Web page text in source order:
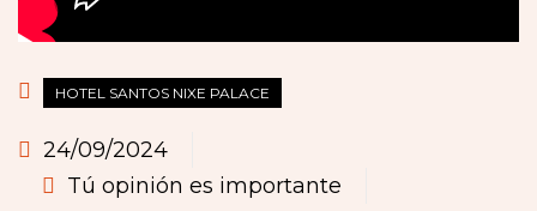
HOTEL SANTOS NIXE PALACE
24/09/2024
Tú opinión es importante